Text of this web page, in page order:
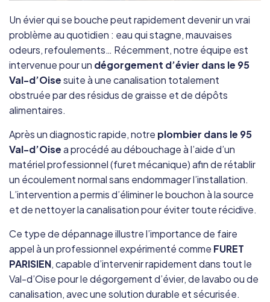
Un évier qui se bouche peut rapidement devenir un vrai
problème au quotidien : eau qui stagne, mauvaises
odeurs, refoulements… Récemment, notre équipe est
intervenue pour un dégorgement d’évier dans le 95
Val-d’Oisesuite à une canalisation totalement
obstruée par des résidus de graisse et de dépôts
alimentaires.
Après un diagnostic rapide, notre plombier dans le 95
Val-d’Oisea procédé au débouchage à l’aide d’un
matériel professionnel (furet mécanique) afin de rétablir
un écoulement normal sans endommager l’installation.
L’intervention a permis d’éliminer le bouchon à la source
et de nettoyer la canalisation pour éviter toute récidive.
Ce type de dépannage illustre l’importance de faire
appel à un professionnel expérimenté comme FURET
PARISIEN, capable d’intervenir rapidement dans tout le
Val-d’Oise pour le dégorgement d’évier, de lavabo ou de
canalisation, avec une solution durable et sécurisée.